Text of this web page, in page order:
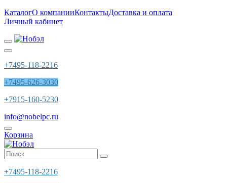
КаталогО компанииКонтактыДоставка и оплата
Личный кабинет
+7495-118-2216
+7495-626-3030
+7915-160-5230
info@nobelpc.ru
Корзина
+7495-118-2216